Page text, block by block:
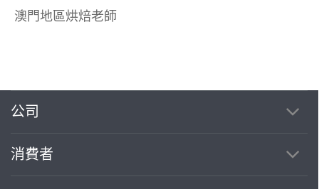
澳門地區烘焙老師
公司
消費者